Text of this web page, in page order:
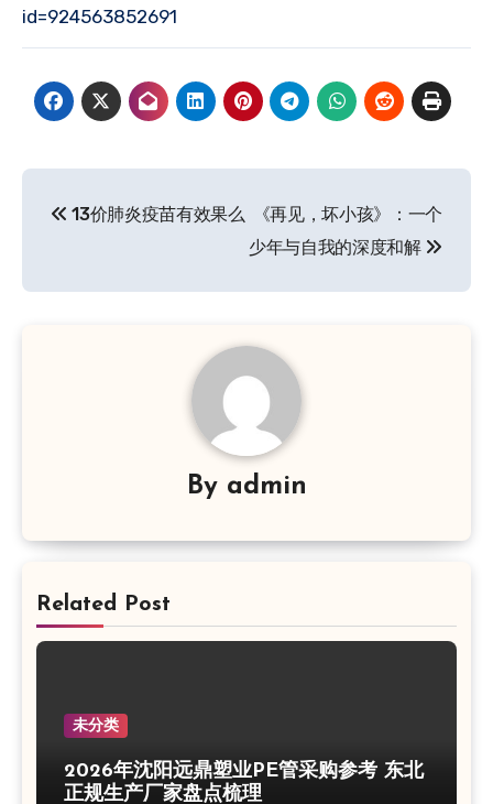
id=924563852691
导
13价肺炎疫苗有效果么
《再见，坏小孩》：一个
少年与自我的深度和解
By admin
Related Post
未分类
2026年沈阳远鼎塑业PE管采购参考 东北
正规生产厂家盘点梳理